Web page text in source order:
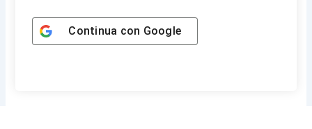
Continua con Google